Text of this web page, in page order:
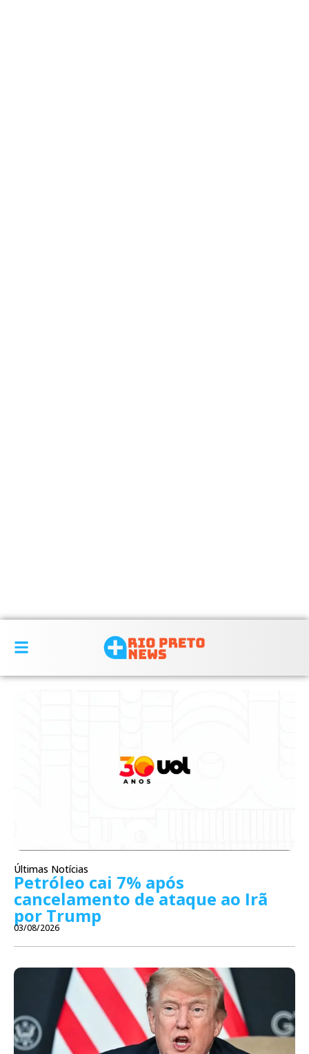
Últimas Notícias
Petróleo cai 7% após
cancelamento de ataque ao Irã
por Trump
03/08/2026